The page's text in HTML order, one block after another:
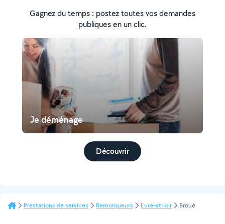
Gagnez du temps : postez toutes vos demandes
publiques en un clic.
Je déménage
Découvrir
Prestations de services Remorqueurs Eure-et-loir Broué